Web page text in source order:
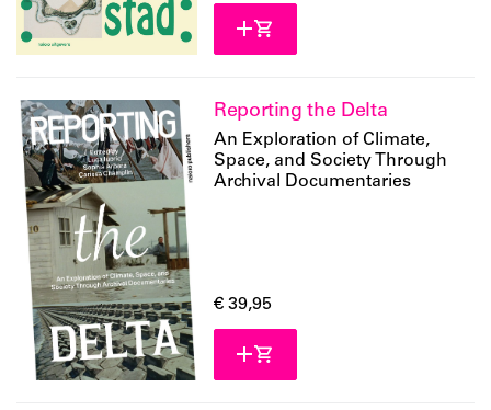
Reporting the Delta
An Exploration of Climate,
Space, and Society Through
Archival Documentaries
€ 39,95